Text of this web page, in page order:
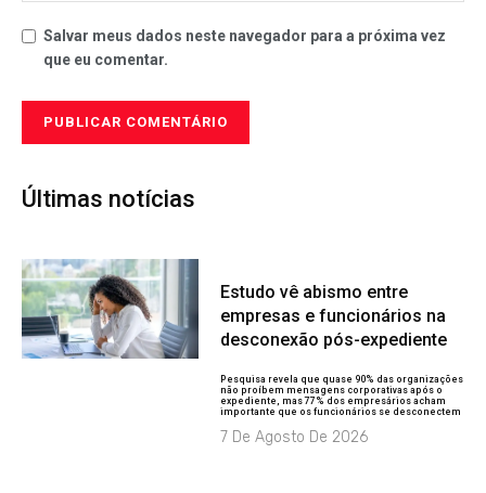
Salvar meus dados neste navegador para a próxima vez
que eu comentar.
Últimas notícias
Estudo vê abismo entre
empresas e funcionários na
desconexão pós-expediente
Pesquisa revela que quase 90% das organizações
não proíbem mensagens corporativas após o
expediente, mas 77% dos empresários acham
importante que os funcionários se desconectem
7 De Agosto De 2026